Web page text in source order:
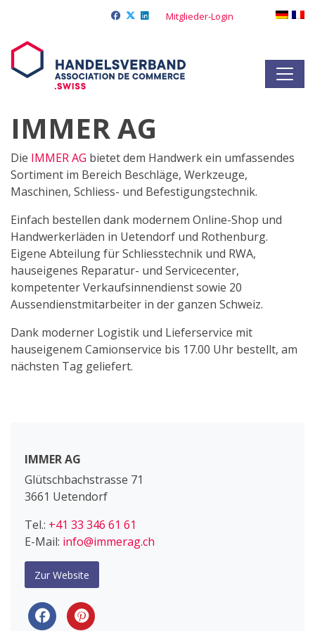
Mitglieder-Login
IMMER AG
Die IMMER AG bietet dem Handwerk ein umfassendes
Sortiment im Bereich Beschläge, Werkzeuge,
Maschinen, Schliess- und Befestigungstechnik.
Einfach bestellen dank modernem Online-Shop und
Handwerkerläden in Uetendorf und Rothenburg.
Eigene Abteilung für Schliesstechnik und RWA,
hauseigenes Reparatur- und Servicecenter,
kompetenter Verkaufsinnendienst sowie 20
Aussendienstmitarbeiter in der ganzen Schweiz.
Dank moderner Logistik und Lieferservice mit
hauseigenem Camionservice bis 17.00 Uhr bestellt, am
nächsten Tag geliefert.
IMMER AG
Glütschbachstrasse 71
3661 Uetendorf
Tel.: +41 33 346 61 61
E-Mail: info@immerag.ch
Zur Website